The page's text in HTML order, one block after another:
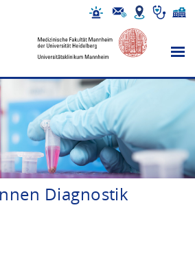
Diagnostik